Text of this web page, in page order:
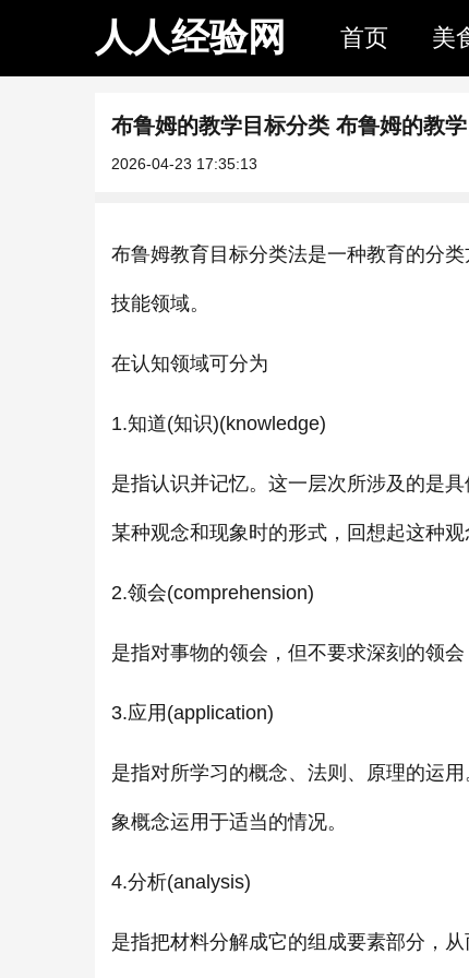
人人经验网 首页 美
布鲁姆的教学目标分类 布鲁姆的教
2026-04-23 17:35:13
布鲁姆教育目标分类法是一种教育的分
技能领域。
在认知领域可分为
1.知道(知识)(knowledge)
是指认识并记忆。这一层次所涉及的是
某种观念和现象时的形式，回想起这种观
2.领会(comprehension)
是指对事物的领会，但不要求深刻的领会
3.应用(application)
是指对所学习的概念、法则、原理的运
象概念运用于适当的情况。
4.分析(analysis)
是指把材料分解成它的组成要素部分，